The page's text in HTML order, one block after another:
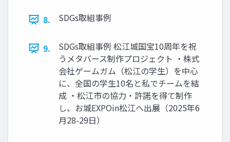
8. SDGs取組事例
9.
SDGs取組事例 松江城国宝10周年を祝
うメタバース制作プロジェクト ・株式
会社ゲームガム（松江の学生）を中心
に、全国の学生10名と私でチームを結
成 ・松江市の協力・許諾を得て制作
し、お城EXPOin松江へ出展（2025年6
月28-29日）